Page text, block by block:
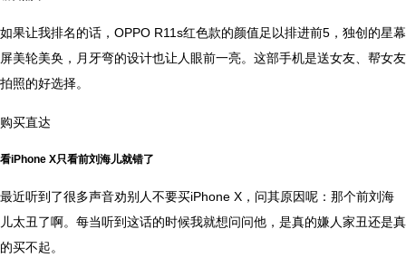
如果让我排名的话，OPPO R11s红色款的颜值足以排进前5，独创的星幕
屏美轮美奂，月牙弯的设计也让人眼前一亮。这部手机是送女友、帮女友
拍照的好选择。
购买直达
看iPhone X只看前刘海儿就错了
最近听到了很多声音劝别人不要买iPhone X，问其原因呢：那个前刘海
儿太丑了啊。每当听到这话的时候我就想问问他，是真的嫌人家丑还是真
的买不起。